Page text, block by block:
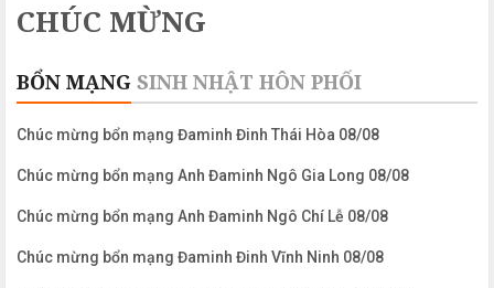
CHÚC MỪNG
BỔN MẠNG SINH NHẬT HÔN PHỐI
Chúc mừng bổn mạng Đaminh Đinh Thái Hòa 08/08
Chúc mừng bổn mạng Anh Đaminh Ngô Gia Long 08/08
Chúc mừng bổn mạng Anh Đaminh Ngô Chí Lễ 08/08
Chúc mừng bổn mạng Đaminh Đinh Vĩnh Ninh 08/08